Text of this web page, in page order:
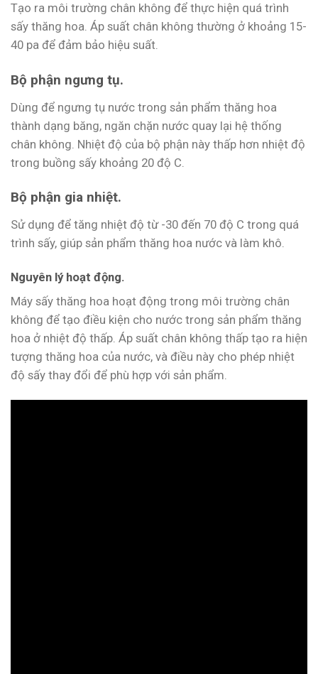
Tạo ra môi trường chân không để thực hiện quá trình
sấy thăng hoa. Áp suất chân không thường ở khoảng 15-
40 pa để đảm bảo hiệu suất.
Bộ phận ngưng tụ.
Dùng để ngưng tụ nước trong sản phẩm thăng hoa
thành dạng băng, ngăn chặn nước quay lại hệ thống
chân không. Nhiệt độ của bộ phận này thấp hơn nhiệt độ
trong buồng sấy khoảng 20 độ C.
Bộ phận gia nhiệt.
Sử dụng để tăng nhiệt độ từ -30 đến 70 độ C trong quá
trình sấy, giúp sản phẩm thăng hoa nước và làm khô.
Nguyên lý hoạt động.
Máy sấy thăng hoa hoạt động trong môi trường chân
không để tạo điều kiện cho nước trong sản phẩm thăng
hoa ở nhiệt độ thấp. Áp suất chân không thấp tạo ra hiện
tượng thăng hoa của nước, và điều này cho phép nhiệt
độ sấy thay đổi để phù hợp với sản phẩm.